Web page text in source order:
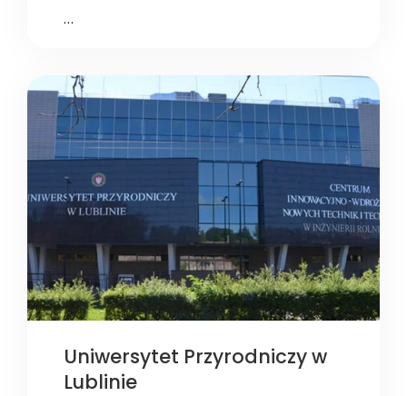
…
Uniwersytet Przyrodniczy w
Lublinie